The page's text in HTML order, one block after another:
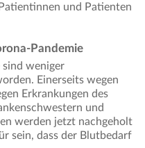
und Patienten
Pandemie
sind weniger
Einerseits wegen
Erkrankungen des
und
werden jetzt nachgeholt
sein, dass der Blutbedarf